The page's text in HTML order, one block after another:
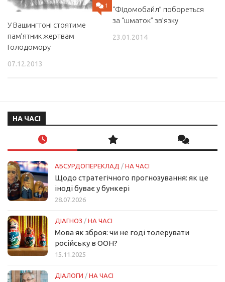
1
У Вашингтоні стоятиме
пам’ятник жертвам
Голодомору
07.12.2013
“Фідомобайл” побореться
за “шматок” зв’язку
23.01.2014
НА ЧАСІ
АБСУРДОПЕРЕКЛАД / НА ЧАСІ
Щодо стратегічного прогнозування: як це
іноді буває у бункері
28.07.2026
ДІАГНОЗ / НА ЧАСІ
Мова як зброя: чи не годі толерувати
російську в ООН?
15.11.2025
ДІАЛОГИ / НА ЧАСІ